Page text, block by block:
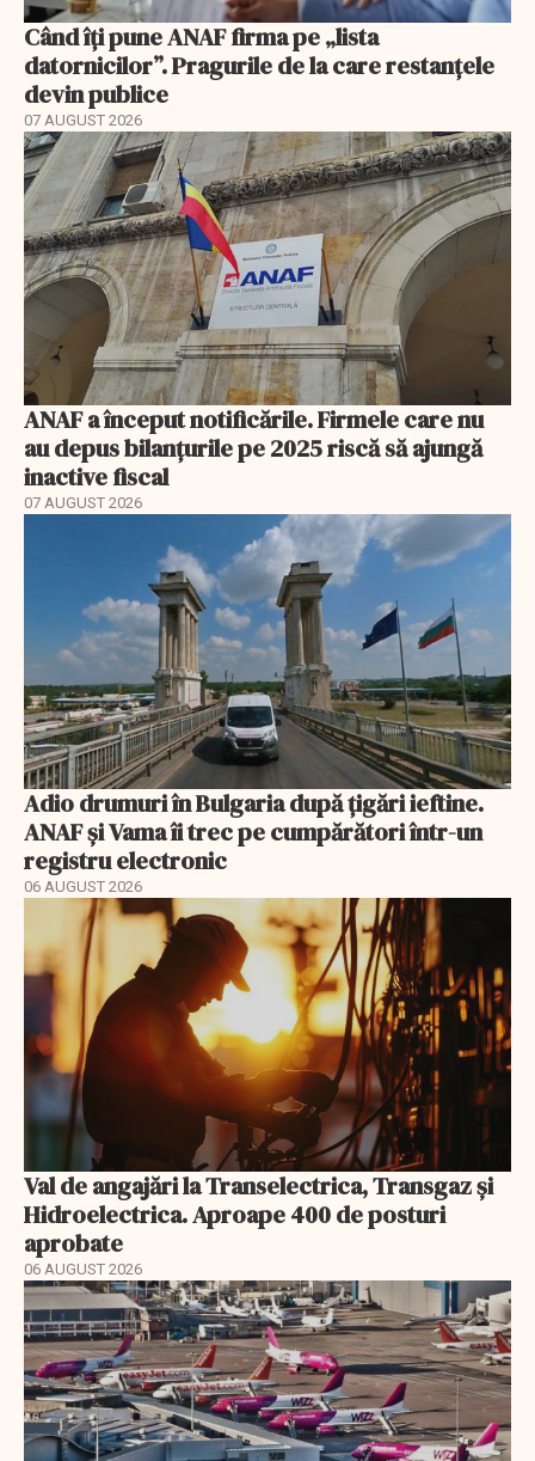
Când îți pune ANAF firma pe „lista
datornicilor”. Pragurile de la care restanțele
devin publice
07 AUGUST 2026
ANAF a început notificările. Firmele care nu
au depus bilanțurile pe 2025 riscă să ajungă
inactive fiscal
07 AUGUST 2026
Adio drumuri în Bulgaria după țigări ieftine.
ANAF și Vama îi trec pe cumpărători într-un
registru electronic
06 AUGUST 2026
Val de angajări la Transelectrica, Transgaz și
Hidroelectrica. Aproape 400 de posturi
aprobate
06 AUGUST 2026